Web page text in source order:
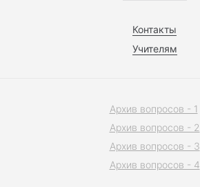
Контакты
Учителям
Архив вопросов - 1
Архив вопросов - 2
Архив вопросов - 3
Архив вопросов - 4